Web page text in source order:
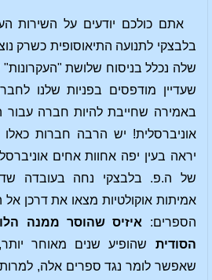
אתם כולכם יודעים על השירות
בלבצקי לתנועה התיאוסופית כשרק
שלה נכלל בניסוח שלושת
שעדיין מודפסים בפניות שלנו
באמירה שחייבת להיות חברה עבור
אוניברסלית! יש הרבה חברות כאלו
יראה בעין יפה אחוות אחים
של ה.פ. בלבצקי נחה בעובדה
אמיתות אוקולטיות מצאו את דרכן
הספרים: איזיס שהוסר ממנה
הסודית שהופיע שנים מאוחר
שאפשר לומר נגד ספרים אלה, למרות